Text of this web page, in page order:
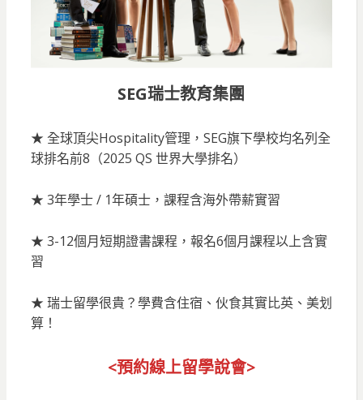
SEG瑞士教育集團
★ 全球頂尖Hospitality管理，SEG旗下學校均名列全
球排名前8（2025 QS 世界大學排名）
★ 3年學士 / 1年碩士，課程含海外帶薪實習
★ 3-12個月短期證書課程，報名6個月課程以上含實
習
★ 瑞士留學很貴？學費含住宿、伙食其實比英、美划
算！
<預約線上留學說會>